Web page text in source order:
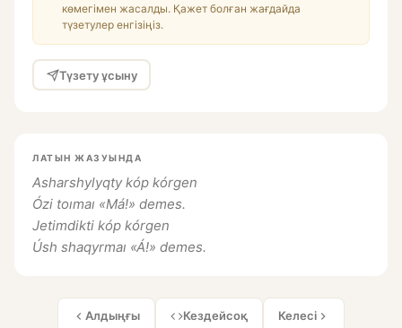
көмегімен жасалды. Қажет болған жағдайда
түзетулер енгізіңіз.
Түзету ұсыну
ЛАТЫН ЖАЗУЫНДА
Asharshylyqty kóp kórgen
Ózi toımaı «Má!» demes.
Jetimdikti kóp kórgen
Úsh shaqyrmaı «Á!» demes.
Алдыңғы Кездейсоқ Келесі